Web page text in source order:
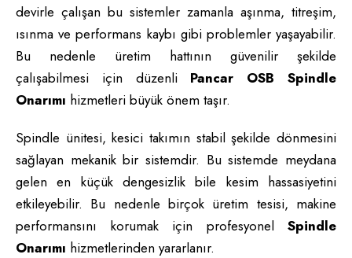
devirle çalışan bu sistemler zamanla aşınma, titreşim,
ısınma ve performans kaybı gibi problemler yaşayabilir.
Bu nedenle üretim hattının güvenilir şekilde
çalışabilmesi için düzenli Pancar OSB Spindle
Onarımı hizmetleri büyük önem taşır.
Spindle ünitesi, kesici takımın stabil şekilde dönmesini
sağlayan mekanik bir sistemdir. Bu sistemde meydana
gelen en küçük dengesizlik bile kesim hassasiyetini
etkileyebilir. Bu nedenle birçok üretim tesisi, makine
performansını korumak için profesyonel Spindle
Onarımı hizmetlerinden yararlanır.